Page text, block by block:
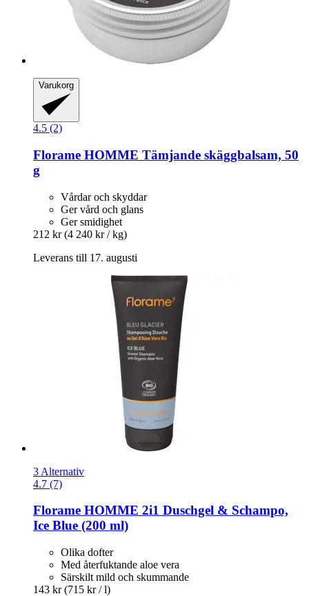
Varukorg
4.5 (2)
Florame HOMME Tämjande skäggbalsam, 50
g
Vårdar och skyddar
Ger vård och glans
Ger smidighet
212 kr (4 240 kr / kg)
Leverans till 17. augusti
3 Alternativ
4.7 (7)
Florame HOMME 2i1 Duschgel & Schampo,
Ice Blue (200 ml)
Olika dofter
Med återfuktande aloe vera
Särskilt mild och skummande
143 kr (715 kr / l)